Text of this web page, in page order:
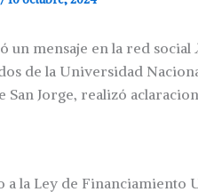
un mensaje en la red social
de la Universidad
San Jorge, realizó
a la Ley de